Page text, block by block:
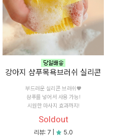
강아지 샴푸목욕브러쉬 실리콘
부드러운 실리콘 브러쉬♥
샴푸를 넣어서 사용 가능!
시원한 마사지 효과까지!
Soldout
리뷰: 7 | 5.0